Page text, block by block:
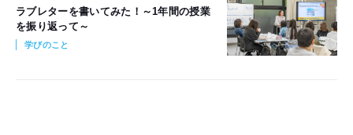
ラブレターを書いてみた！～1年間の授業
を振り返って～
学びのこと